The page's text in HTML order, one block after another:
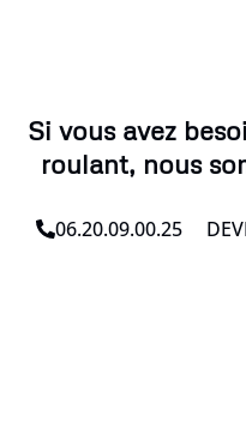
Si vous avez
roulant, nous
06.20.09.00.25